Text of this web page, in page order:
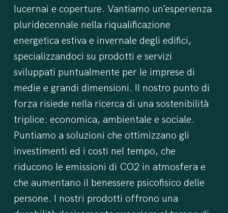
lucernai e coperture. Vantiamo un’esperienza
pluridecennale nella riqualificazione
energetica estiva e invernale degli edifici,
specializzandoci su prodotti e servizi
sviluppati puntualmente per le imprese di
medie e grandi dimensioni. Il nostro punto di
forza risiede nella ricerca di una sostenibilità
triplice: economica, ambientale e sociale.
Puntiamo a soluzioni che ottimizzano gli
investimenti ed i costi nel tempo, che
riducono le emissioni di CO2 in atmosfera e
che aumentano il benessere psicofisico delle
persone. I nostri prodotti offrono una